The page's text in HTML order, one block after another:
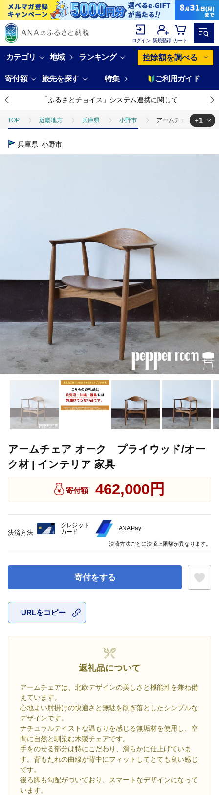
ログイン 新規登録 カート
カテゴリ 地域 ランキング 控除額を調べる
寄付額 旅先を探す 特集 ご利用ガイド
「ふるさとチョイス」システム連携に関して
TOP 近畿地方 兵庫県 小野市 アームチェア オーク
TOP
+1
兵庫県 小野市
アームチェア オーク プライウッド/オー
ク材 | インテリア 家具
寄付額 462,000円
寄付をする
URLをコピー
返礼品について
アームチェアは、北欧デザインの美しさと機能性を兼ね備
えています。
心地よい肘掛けの快適さと無駄を削ぎ落としたシンプルな
デザインです。
ナチュラルテイストな温もりを感じる無垢材を使用し、空
間に自然と馴染む木製チェアです。
手をのせる部分は特にこだわり、滑らかに仕上げていま
す。背もたれの曲線が背中にフィットしてとても良い感じ
です。
後ろ脚も勾配がついており、スマートなデザインになって
います。
決済方法
クレジット
カード
ANA Pay
決済方法ごとに決済上限額が異なります。